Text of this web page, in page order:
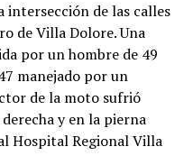
intersección de las calles
de Villa Dolore. Una
por un hombre de 49
manejado por un
de la moto sufrió
y en la pierna
Hospital Regional Villa